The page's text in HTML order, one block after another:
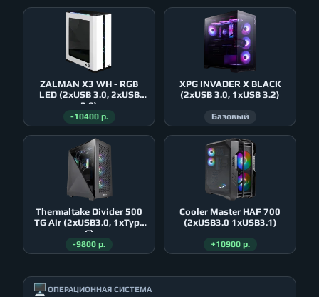
ZALMAN X3 WH - RGB
LED (2xUSB 3.0, 2xUSB
2.0)
-10400 р.
XPG INVADER X BLACK
(2xUSB 3.0, 1xUSB 3.2)
Базовый
Thermaltake Divider 500
TG Air (2xUSB3.0, 1xType
C)
-9800 р.
Cooler Master HAF 700
(2xUSB3.0 1xUSB3.1)
+10900 р.
🖥️ ОПЕРАЦИОННАЯ СИСТЕМА